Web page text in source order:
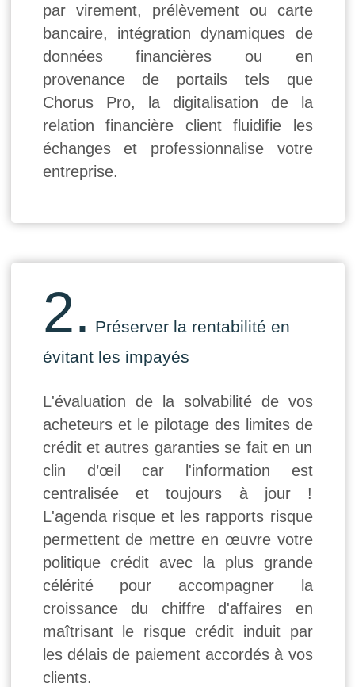
par virement, prélèvement ou carte
bancaire, intégration dynamiques de
données financières ou en
provenance de portails tels que
Chorus Pro, la digitalisation de la
relation financière client fluidifie les
échanges et professionnalise votre
entreprise.
2. Préserver la rentabilité en
évitant les impayés
L'évaluation de la solvabilité de vos
acheteurs et le pilotage des limites de
crédit et autres garanties se fait en un
clin d’œil car l'information est
centralisée et toujours à jour !
L'agenda risque et les rapports risque
permettent de mettre en œuvre votre
politique crédit avec la plus grande
célérité pour accompagner la
croissance du chiffre d'affaires en
maîtrisant le risque crédit induit par
les délais de paiement accordés à vos
clients.